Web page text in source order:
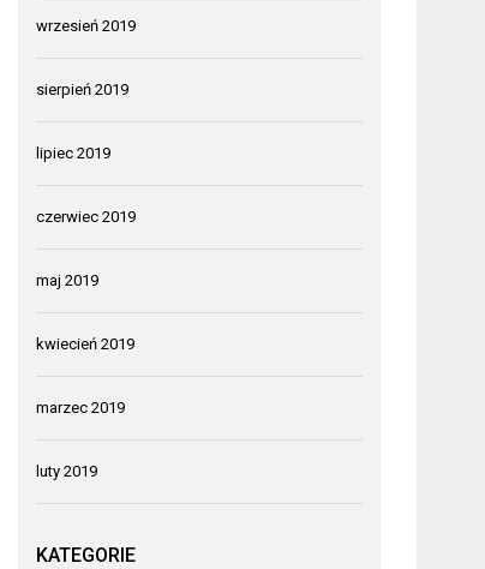
wrzesień 2019
sierpień 2019
lipiec 2019
czerwiec 2019
maj 2019
kwiecień 2019
marzec 2019
luty 2019
KATEGORIE